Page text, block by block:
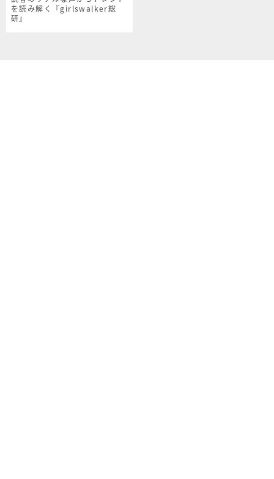
を読み解く『girlswalker総
研』